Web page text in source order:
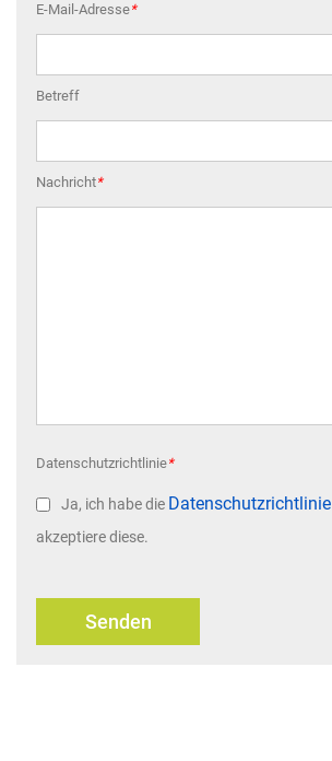
E-Mail-Adresse*
Betreff
Nachricht*
Datenschutzrichtlinie*
Ja, ich habe die Datenschutzrichtlinie
akzeptiere diese.
Senden